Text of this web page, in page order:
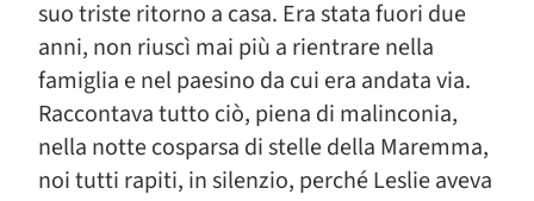
suo triste ritorno a casa. Era stata fuori due
anni, non riuscì mai più a rientrare nella
famiglia e nel paesino da cui era andata via.
Raccontava tutto ciò, piena di malinconia,
nella notte cosparsa di stelle della Maremma,
noi tutti rapiti, in silenzio, perché Leslie aveva